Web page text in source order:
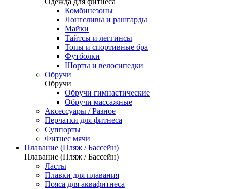
Комбинезоны
Лонгсливы и рашгарды
Майки
Тайтсы и леггинсы
Топы и спортивные бра
Футболки
Шорты и велосипедки
Обручи
Обручи
Обручи гимнастические
Обручи массажные
Аксессуары / Разное
Перчатки для фитнеса
Суппорты
Фитнес мячи
Плавание (Пляж / Бассейн)
Плавание (Пляж / Бассейн)
Ласты
Плавки для плавания
Пояса для аквафитнеса